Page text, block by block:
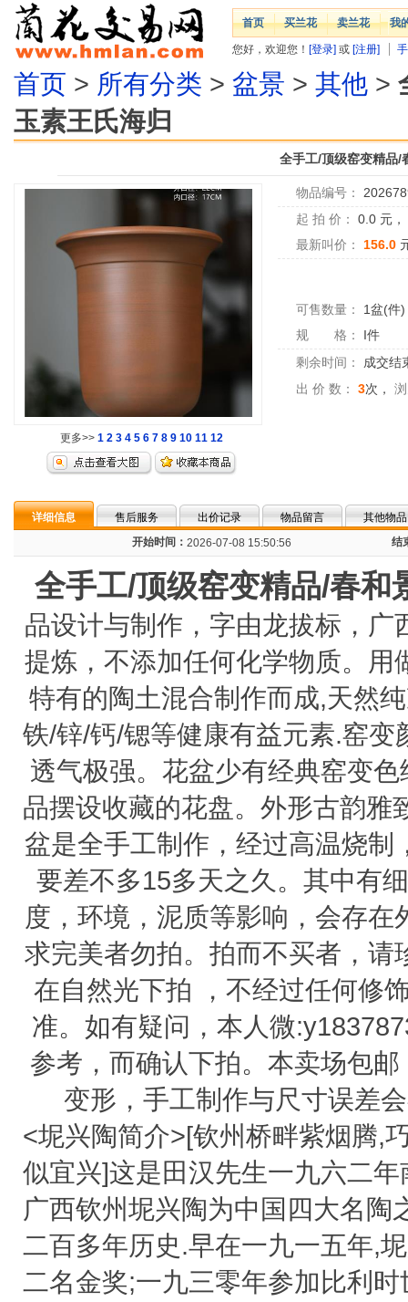
首页 买兰花 卖兰花 我
您好，欢迎您！ [登录] 或 [注册]
首页 > 所有分类 > 盆景 > 其他 >
玉素王氏海归
全手工/顶级窑变精品/
更多>> 1 2 3 4 5 6 7 8 9 10 11 12
物品编号：
起 拍 价：
0.0 元，
最新叫价：
156.0
可售数量： 1盆(件)
规 格：
I件
剩余时间：
成交结
出 价 数：
3次，
详细信息 售后服务 出价记录 物品留言
其他物品
开始时间： 2026-07-08 15:50:56 结
全手工/顶级窑变精品/春和
品设计与制作，字由龙拔标，
提炼，不添加任何化学物质。
特有的陶土混合制作而成,天然
铁/锌/钙/锶等健康有益元素.窑
透气极强。花盆少有经典窑变
品摆设收藏的花盘。外形古韵雅
盆是全手工制作，经过高温烧
要差不多15多天之久。其中有
度，环境，泥质等影响，会存
求完美者勿拍。拍而不买者，
在自然光下拍 ，不经过任何修
准。如有疑问，本人微
参考，而确认下拍。本卖场包
变形，手工制作与尺寸误差
<坭兴陶简介>[钦州桥畔紫烟腾,
似宜兴]这是田汉先生一九六二
广西钦州坭兴陶为中国四大名
二百多年历史.早在一九一五年,
二名金奖;一九三零年参加比利